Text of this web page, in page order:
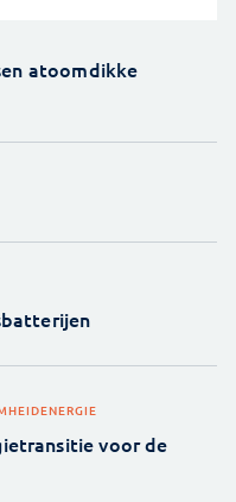
atoomdikke
ENERGIE
voor de